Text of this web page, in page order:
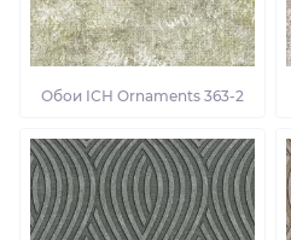
Обои ІСН Ornaments 363-2